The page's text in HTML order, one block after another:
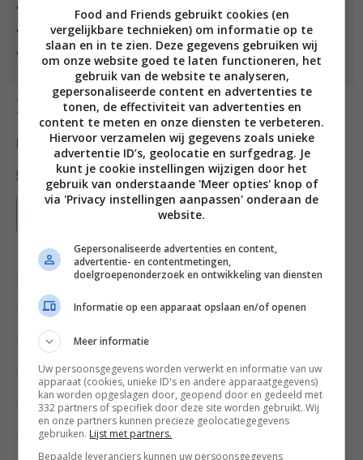
• 1 teen knoflook
• 150 ml zure room
• sap van 1 citroen, geraspte schil van ½ citroen
Bereiding
Deel dit recept
Borrel recepten Brunch recepten Gangen
Gelegenheid Kinderrecepten
Lunchgerecht Overdag
Recepten Sauzen & extra’s Tapas recepten
Vis Voorgerecht Vrijdag Visdag
Zalm recepten
Food and Friends gebruikt cookies (en
vergelijkbare technieken) om informatie op te
slaan en in te zien. Deze gegevens gebruiken wij
om onze website goed te laten functioneren, het
gebruik van de website te analyseren,
gepersonaliseerde content en advertenties te
tonen, de effectiviteit van advertenties en
content te meten en onze diensten te verbeteren.
Hiervoor verzamelen wij gegevens zoals unieke
advertentie ID’s, geolocatie en surfgedrag. Je
kunt je cookie instellingen wijzigen door het
gebruik van onderstaande 'Meer opties' knop of
via 'Privacy instellingen aanpassen' onderaan de
website.
Gepersonaliseerde advertenties en content,
advertentie- en contentmetingen,
doelgroepenonderzoek en ontwikkeling van diensten
Informatie op een apparaat opslaan en/of openen
Meer informatie
Uw persoonsgegevens worden verwerkt en informatie van uw
apparaat (cookies, unieke ID's en andere apparaatgegevens)
kan worden opgeslagen door, geopend door en gedeeld met
332 partners of specifiek door deze site worden gebruikt. Wij
en onze partners kunnen precieze geolocatiegegevens
gebruiken. Lijst met partners.
Bepaalde leveranciers kunnen uw persoonsgegevens